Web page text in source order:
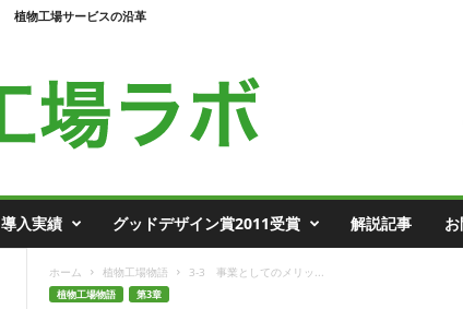
植物工場サービスの沿革
導入実績 グッドデザイン賞2011受賞 解説記事
ホーム 植物工場物語 3-3 事業としてのメリッ...
植物工場物語 第3章